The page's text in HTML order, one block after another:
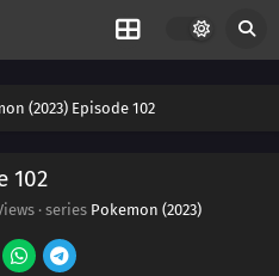
(2023) Episode 102
102
· series Pokemon (2023)